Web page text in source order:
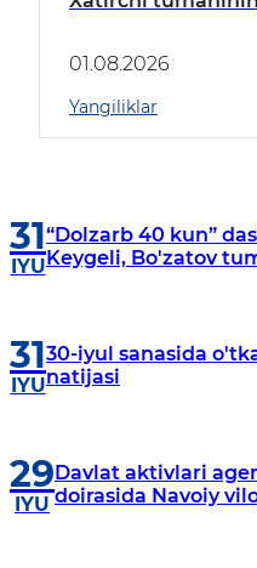
borildi
01.08.2026
Yangiliklar
31
IYU
“Dolzarb 40 kun”
Keygeli, Bo'zatov
31
IYU
30-iyul sanasida
natijasi
29
IYU
Davlat aktivlari
doirasida Navoiy